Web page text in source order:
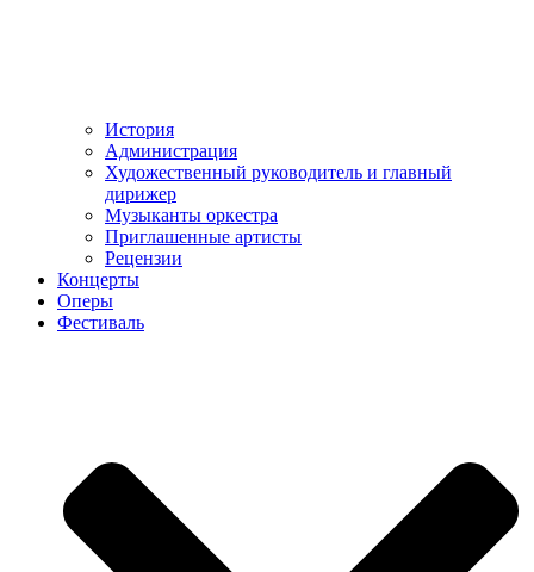
История
Администрация
Художественный руководитель и главный
дирижер
Музыканты оркестра
Приглашенные артисты
Рецензии
Концерты
Оперы
Фестиваль